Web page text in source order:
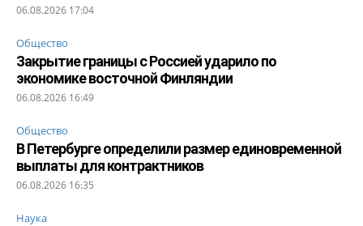
06.08.2026 17:04
Общество
Закрытие границы с Россией ударило по
экономике восточной Финляндии
06.08.2026 16:49
Общество
В Петербурге определили размер единовременной
выплаты для контрактников
06.08.2026 16:35
Наука